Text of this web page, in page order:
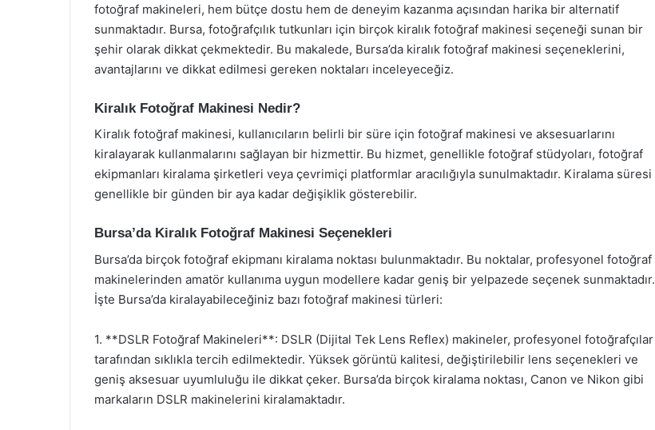
fotoğraf makineleri, hem bütçe dostu hem de deneyim kazanma açısından harika bir alternatif
sunmaktadır. Bursa, fotoğrafçılık tutkunları için birçok kiralık fotoğraf makinesi seçeneği sunan bir
şehir olarak dikkat çekmektedir. Bu makalede, Bursa’da kiralık fotoğraf makinesi seçeneklerini,
avantajlarını ve dikkat edilmesi gereken noktaları inceleyeceğiz.
Kiralık Fotoğraf Makinesi Nedir?
Kiralık fotoğraf makinesi, kullanıcıların belirli bir süre için fotoğraf makinesi ve aksesuarlarını
kiralayarak kullanmalarını sağlayan bir hizmettir. Bu hizmet, genellikle fotoğraf stüdyoları, fotoğraf
ekipmanları kiralama şirketleri veya çevrimiçi platformlar aracılığıyla sunulmaktadır. Kiralama süresi
genellikle bir günden bir aya kadar değişiklik gösterebilir.
Bursa’da Kiralık Fotoğraf Makinesi Seçenekleri
Bursa’da birçok fotoğraf ekipmanı kiralama noktası bulunmaktadır. Bu noktalar, profesyonel fotoğraf
makinelerinden amatör kullanıma uygun modellere kadar geniş bir yelpazede seçenek sunmaktadır.
İşte Bursa’da kiralayabileceğiniz bazı fotoğraf makinesi türleri:
1. **DSLR Fotoğraf Makineleri**: DSLR (Dijital Tek Lens Reflex) makineler, profesyonel fotoğrafçılar
tarafından sıklıkla tercih edilmektedir. Yüksek görüntü kalitesi, değiştirilebilir lens seçenekleri ve
geniş aksesuar uyumluluğu ile dikkat çeker. Bursa’da birçok kiralama noktası, Canon ve Nikon gibi
markaların DSLR makinelerini kiralamaktadır.